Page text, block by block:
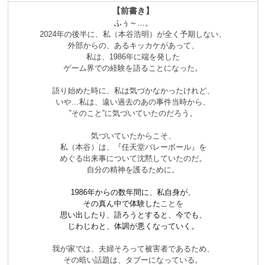
【前書き】
ふぅ～…。
2024年の後半に、私（本谷浩明）が全く予期しない、
外部からの、あるキッカケがあって、
私は、1986年に端を発した
ゲーム界での経験を語ることになった。
語り始めた時に、私は気づかなかったけれど、
いや…私は、遠い過去のあの事件当時から、
”そのこと”に気づいていたのだろう。
気づいていたからこそ、
私（本谷）は、『任天堂バレーボール』を
めぐる出来事について沈黙していたのだ。
自分の精神を護るために。
1986年からの数年間に、 私自身が、
その真ん中で体験した ことを
思い出したり、語ろうとすると、今でも、
じわじわと、体調が悪くなっていく。
我が家では、夫婦そろって被害者であるため、
その暗い話題は、タブーになっている。